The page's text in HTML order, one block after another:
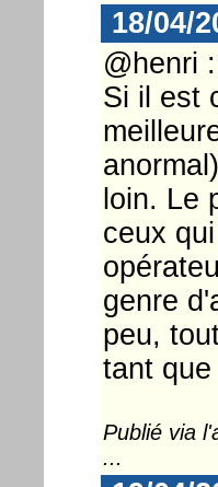
18/04/
@henri
Si il est
loin. Le
ceux
genre
peu,
tant
Publié via
...